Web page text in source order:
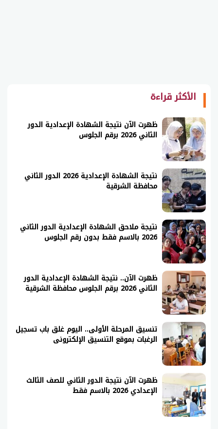
الأكثر قراءة
ظهرت الآن نتيجة الشهادة الإعدادية الدور
الثاني 2026 برقم الجلوس
نتيجة الشهادة الإعدادية 2026 الدور الثاني
محافظة الشرقية
نتيجة ملاحق الشهادة الإعدادية الدور الثاني
2026 بالاسم فقط بدون رقم الجلوس
ظهرت الآن.. نتيجة الشهادة الإعدادية الدور
الثاني 2026 برقم الجلوس محافظة الشرقية
تنسيق المرحلة الأولى.. اليوم غلق باب تسجيل
الرغبات بموقع التنسيق الإلكترونى
ظهرت الآن نتيجة الدور الثاني للصف الثالث
الإعدادي 2026 بالاسم فقط